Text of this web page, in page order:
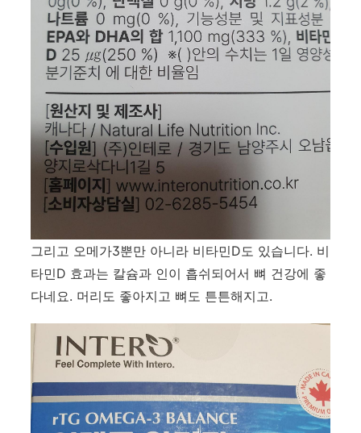
그리고 오메가3뿐만 아니라 비타민D도 있습니다. 비
타민D 효과는 칼슘과 인이 흡쉬되어서 뼈 건강에 좋
다네요. 머리도 좋아지고 뼈도 튼튼해지고.